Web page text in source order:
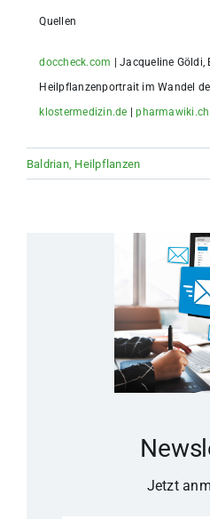
Quellen
doccheck.com | Jacqueline Göldi,
Heilpflanzenportrait im Wandel
klostermedizin.de |pharmawiki.ch
Baldrian, Heilpflanzen
Jetzt